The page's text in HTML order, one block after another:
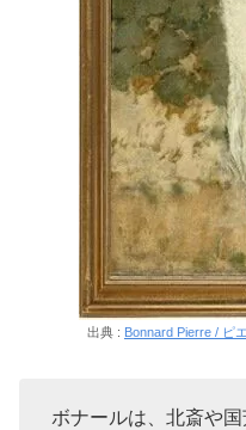
出典 : Bonnard Pierre / ピ
ボナールは、北斎や